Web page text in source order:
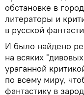
обстановке в
литераторы и
в русской
И было найдено
на всяких
ураганной
по всему миру,
фантастику в